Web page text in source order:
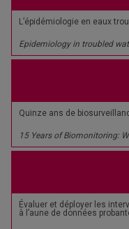
L’épidémiologie en eaux
Epidemiology in troubled
Quinze ans de
15 Years of Biomonitoring:
Évaluer et déployer les
à l’aune de données